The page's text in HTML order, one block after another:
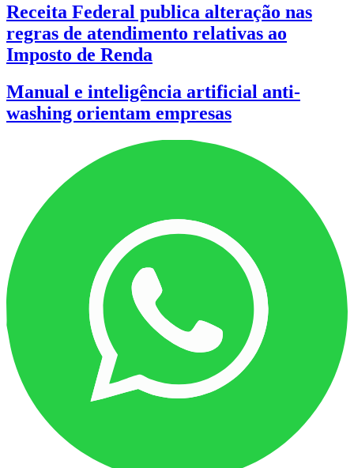
Receita Federal publica alteração nas
regras de atendimento relativas ao
Imposto de Renda
Manual e inteligência artificial anti-
washing orientam empresas